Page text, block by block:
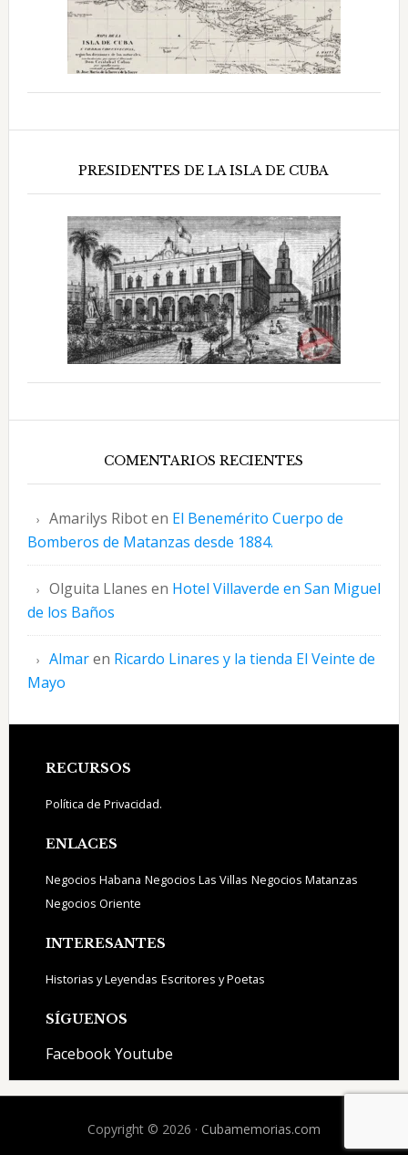
PRESIDENTES DE LA ISLA DE CUBA
COMENTARIOS RECIENTES
Amarilys Riboten El Benemérito Cuerpo de
Bomberos de Matanzas desde 1884.
Olguita Llanes en Hotel Villaverde en San Miguel
de los Baños
Almaren Ricardo Linares y la tienda El Veinte de
Mayo
Footer
RECURSOS
Política de Privacidad.
ENLACES
Negocios Habana Negocios Las Villas Negocios Matanzas
Negocios Oriente
INTERESANTES
Historias y Leyendas Escritores y Poetas
SÍGUENOS
FacebookYoutube
Copyright © 2026 · Cubamemorias.com